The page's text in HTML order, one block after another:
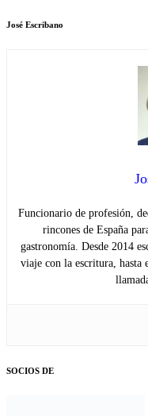
José Escribano
Funcionario de profesión,
rincones de España
gastronomía. Desde 2014
viaje con la escritura, hasta
SOCIOS DE